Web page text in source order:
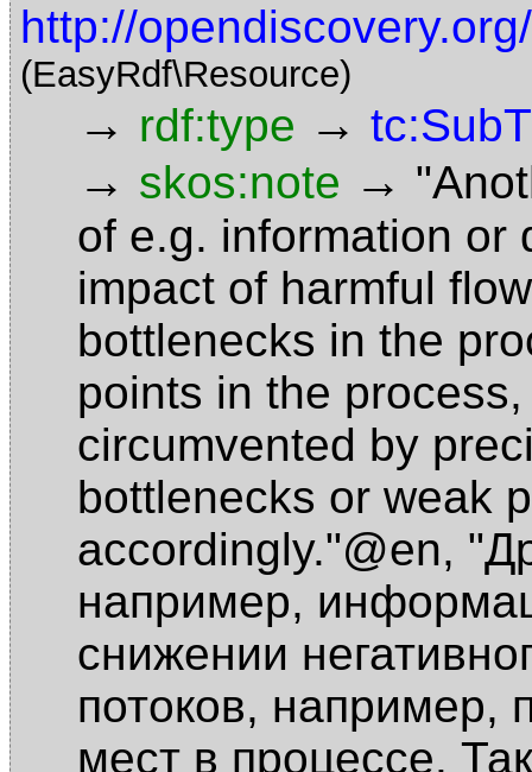
http://
(EasyRdf\Resource)
→ rdf:type →
→ skos:note →
of e.g. information or
impact of harmful
bottlenecks in the
points in the
circumvented by
bottlenecks or weak
accordingly."@en,
например,
снижении
потоков, например,
мест в процессе.